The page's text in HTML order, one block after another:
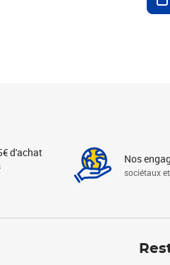
d'achat Nos
sociétaux